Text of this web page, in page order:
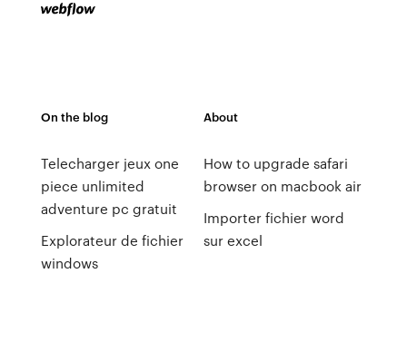
On the blog
Telecharger jeux one
piece unlimited
adventure pc gratuit
Explorateur de fichier
windows
About
How to upgrade safari
browser on macbook air
Importer fichier word
sur excel